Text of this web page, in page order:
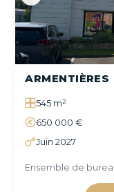
ARMENTIÈRES
545 m²
650 000 €
Juin 2027
Ensemble de